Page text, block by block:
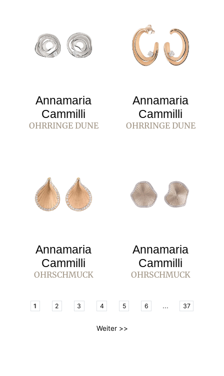
Annamaria
Cammilli
OHRRINGE DUNE
Annamaria
Cammilli
OHRRINGE DUNE
Annamaria
Cammilli
OHRSCHMUCK
Annamaria
Cammilli
OHRSCHMUCK
1 2 3 4 5 6 ... 37
Weiter >>